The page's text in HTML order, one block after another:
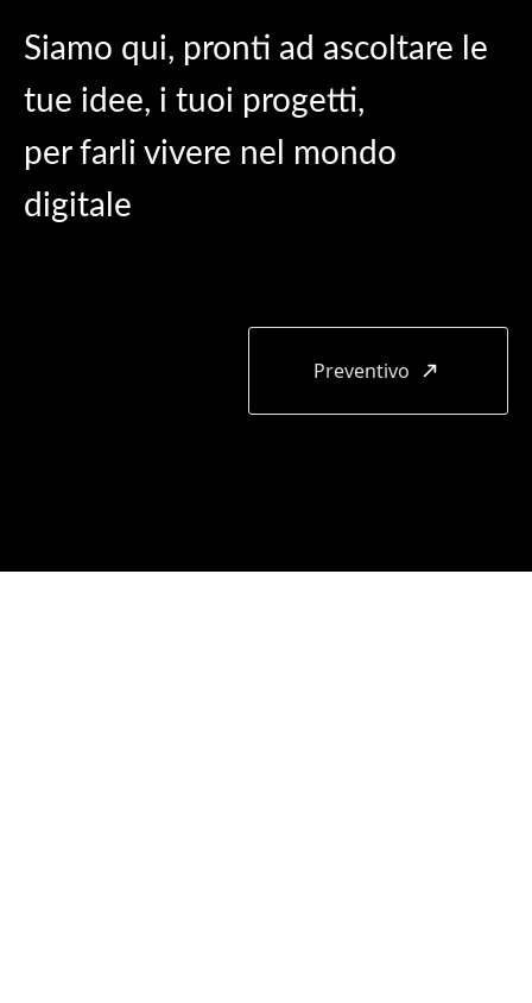
Siamo qui, pronti ad ascoltare le
tue idee, i tuoi progetti,
per farli vivere nel mondo
digitale
Preventivo